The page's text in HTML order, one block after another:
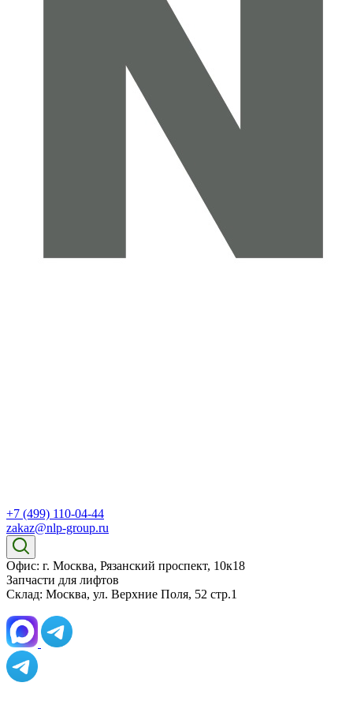
+7 (499) 110-04-44
zakaz@nlp-group.ru
Офис: г. Москва, Рязанский проспект, 10к18
Запчасти для лифтов
Склад: Москва, ул. Верхние Поля, 52 стр.1